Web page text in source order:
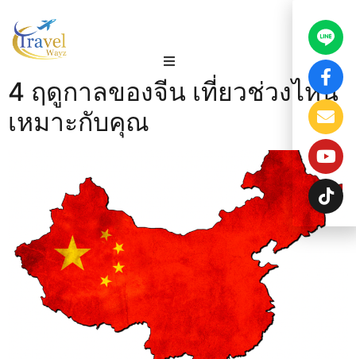
4 ฤดูกาลของจีน เที่ยวช่วงไหน
เหมาะกับคุณ